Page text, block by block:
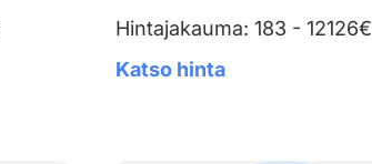
Hintajakauma: 183 - 12126€
Katso hinta